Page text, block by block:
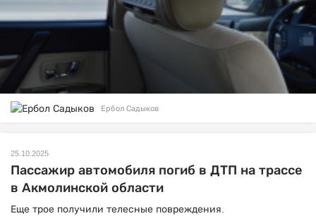
Ербол Садыков
25.10.2025
Пассажир автомобиля погиб в ДТП на трассе
в Акмолинской области
Еще трое получили телесные повреждения.